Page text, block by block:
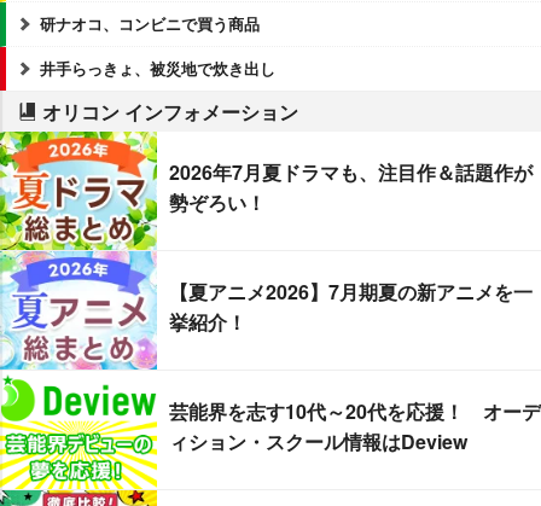
研ナオコ、コンビニで買う商品
井手らっきょ、被災地で炊き出し
オリコン インフォメーション
2026年7月夏ドラマも、注目作＆話題作が
勢ぞろい！
【夏アニメ2026】7月期夏の新アニメを一
挙紹介！
芸能界を志す10代～20代を応援！ オーデ
ィション・スクール情報はDeview